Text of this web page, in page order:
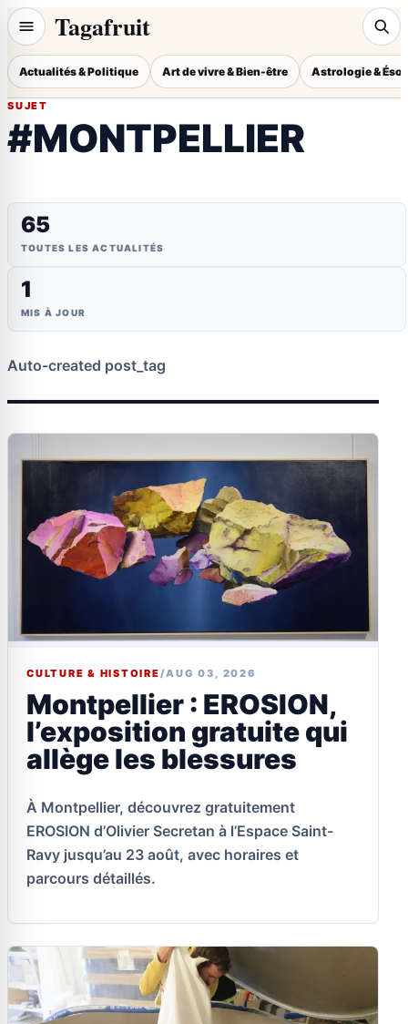
Tagafruit
Actualités & Politique Art de vivre & Bien-être Astrologie &
SUJET
#MONTPELLIER
65
TOUTES LES ACTUALITÉS
1
MIS À JOUR
Auto-created post_tag
CULTURE & HISTOIRE/AUG 03, 2026
Montpellier : EROSION,
l’exposition gratuite qui
allège les blessures
À Montpellier, découvrez gratuitement
EROSION d’Olivier Secretan à l’Espace Saint-
Ravy jusqu’au 23 août, avec horaires et
parcours détaillés.